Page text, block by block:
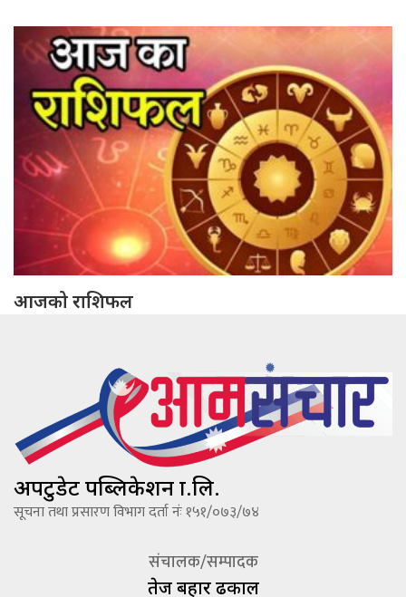
आजको राशिफल
अपटुडेट पब्लिकेशन प्रा.लि.
सूचना तथा प्रसारण विभाग दर्ता नंः १५१/०७३/७४
संचालक/सम्पादक
तेज बहादूर ढकाल